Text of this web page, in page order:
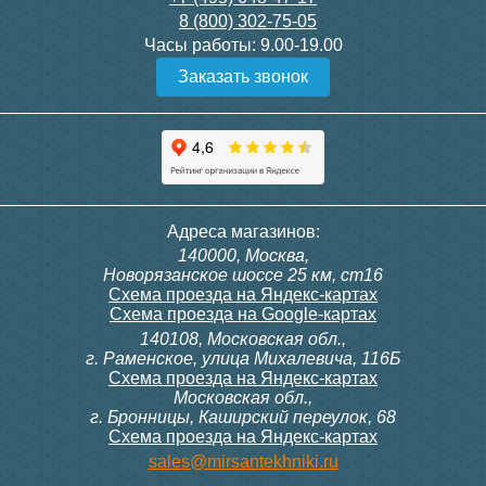
Конвектор ITT.080.200.1300
с решеткой GRILL.SGW-20-
Конвектор ITT.080.200.1000
с решеткой GRILL.SGW-20-
Конвектор ITT.080.200.1000
с решеткой GRILL.SGW-20-
Конвектор ITT.080.200.900 с
решеткой GRILL.SGA-20-
Подробнее Подробнее
100T, 230В (накладной,
расписание, упр.с пульта)
28 000
300, 230В (врезной - квадр.
коробка)
9 700
8 (800) 302-75-05
Часы работы: 9.00-19.00
Заказать звонок
Адреса магазинов:
140000, Москва,
Новорязанское шоссе 25 км, ст16
Схема проезда на Яндекс-картах
Схема проезда на Google-картах
140108, Московская обл.,
г. Раменское, улица Михалевича, 116Б
Схема проезда на Яндекс-картах
Московская обл.,
г. Бронницы, Каширский переулок, 68
Схема проезда на Яндекс-картах
sales@mirsantekhniki.ru